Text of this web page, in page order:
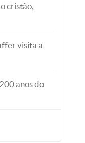
cristão,
visita a
anos do